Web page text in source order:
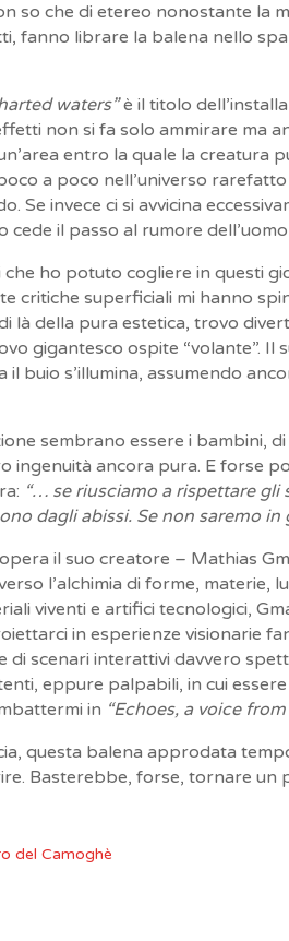
so che di etereo nonostante la
fanno librare la balena nello
waters”è il titolo
non si fa solo ammirare ma
entro la quale la creatura
a poco nell’universo
Se invece ci si avvicina
cede il passo al rumore
che ho potuto cogliere in questi
critiche superficiali mi hanno
là della pura estetica, trovo
gigantesco ospite “volante”. Il
il buio s’illumina, assumendo
sembrano essere i bambini,
ingenuità ancora pura. E forse
“… se riusciamo a rispettare gli
dagli abissi. Se non saremo
il suo creatore – Mathias
l’alchimia di forme, materie,
viventi e artifici tecnologici,
in esperienze visionarie
di scenari interattivi davvero
eppure palpabili, in cui
in “Echoes, a voice
questa balena approdata
Basterebbe, forse, tornare un
del Camoghè